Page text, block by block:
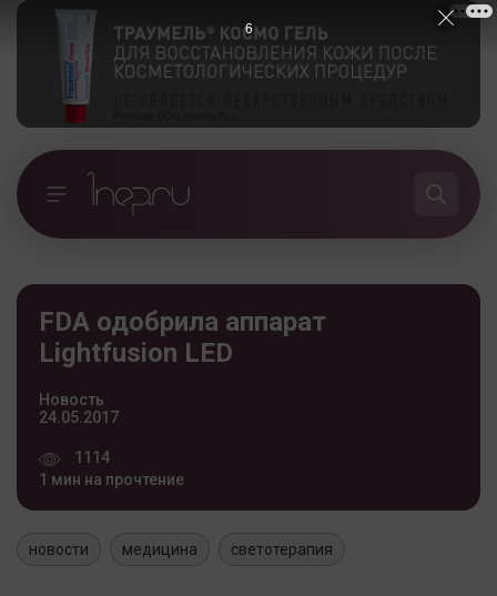
FDA одобрила аппарат
Lightfusion LED
Новость
24.05.2017
1114
1 мин на прочтение
новости медицина светотерапия
5